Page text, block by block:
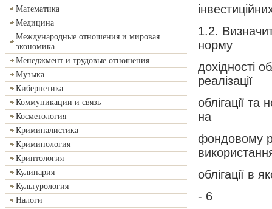
Математика
Медицина
Международные отношения и мировая
экономика
Менеджмент и трудовые отношения
Музыка
Кибернетика
Коммуникации и связь
Косметология
Криминалистика
Криминология
Криптология
Кулинария
Культурология
Налоги
1.2.
норму
дохідності
реалізації
облігації та
на
фондовому
облігації в
- 6